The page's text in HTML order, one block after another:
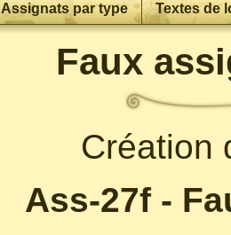
Assignats par type Textes de
Faux
Création
Ass-27f -